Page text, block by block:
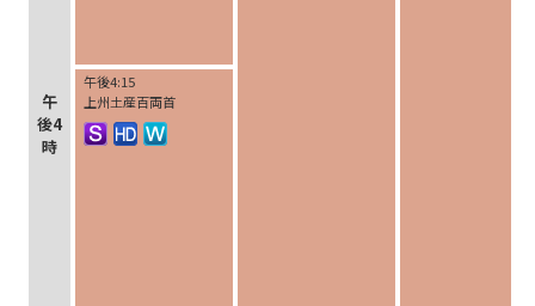
午
後4
時
午後4:15
上州土産百両首